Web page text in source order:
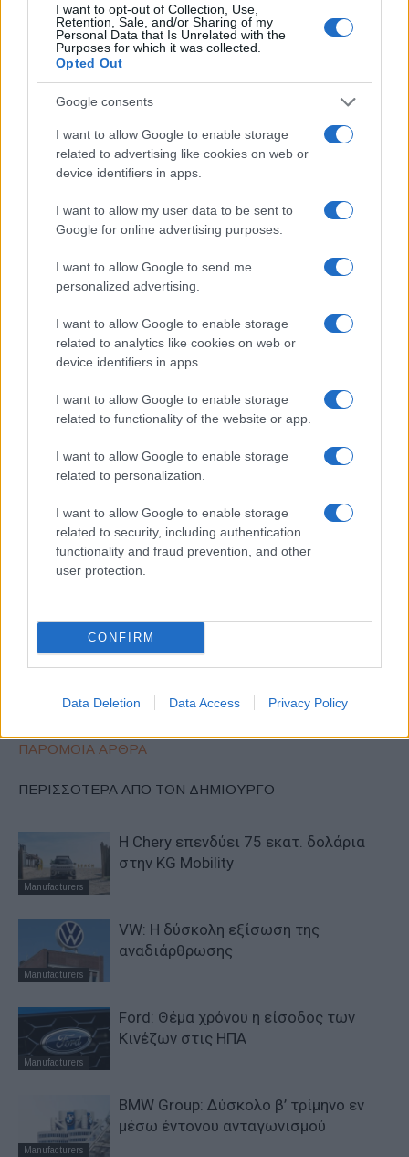
I want to opt-out of Collection, Use,
Retention, Sale, and/or Sharing of my
Personal Data that Is Unrelated with the
Purposes for which it was collected.
Opted Out
Google consents
I want to allow Google to enable storage
related to advertising like cookies on web or
device identifiers in apps.
I want to allow my user data to be sent to
Google for online advertising purposes.
I want to allow Google to send me
personalized advertising.
I want to allow Google to enable storage
related to analytics like cookies on web or
device identifiers in apps.
I want to allow Google to enable storage
related to functionality of the website or app.
I want to allow Google to enable storage
related to personalization.
I want to allow Google to enable storage
related to security, including authentication
functionality and fraud prevention, and other
user protection.
CONFIRM
Data Deletion Data Access Privacy Policy
VW: Η δύσκολη εξίσωση
της αναδιάρθρωσης
18η συνεχόμενη χρονιά για
τον ΟΤΕ στη διεθνή σειρά
Alpha Bank: Για πρώτη φορά το Αρχαίο Θέατρο Επιδαύρου
ESG Report 2025: Πώς η ΑΒ Βασιλόπουλος μετατρέπει τη
βιωσιμότητα σε καθημερινή πράξη
ΕΤΙΚΕΤΕΣ Opel Crossland X
στην σταθεροποίηση του
γερμανικού δικτύου
ηλεκτροδότησης
ΠΑΡΟΜΟΙΑ ΑΡΘΡΑ
ΠΕΡΙΣΣΟΤΕΡΑ ΑΠΟ ΤΟΝ ΔΗΜΙΟΥΡΓΟ
Manufacturers
Η Chery επενδύει 75 εκατ. δολάρια
στην KG Mobility
Manufacturers
VW: Η δύσκολη εξίσωση της
αναδιάρθρωσης
Manufacturers
Ford: Θέμα χρόνου η είσοδος των
Κινέζων στις ΗΠΑ
Manufacturers
BMW Group: Δύσκολο β’ τρίμηνο εν
μέσω έντονου ανταγωνισμού